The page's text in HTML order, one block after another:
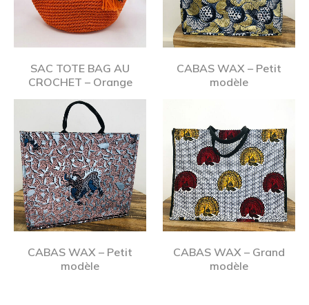
SAC TOTE BAG AU
CROCHET – Orange
CABAS WAX – Petit
modèle
CABAS WAX – Petit
modèle
CABAS WAX – Grand
modèle